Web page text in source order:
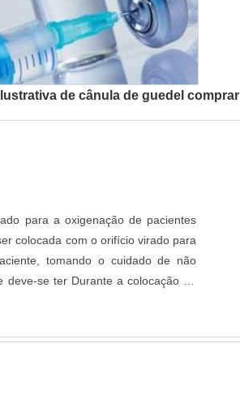
de cânula de guedel comprar
para a oxigenação de pacientes
colocada com o orifício virado para
tomando o cuidado de não
se ter Durante a colocação da
a língua do paciente para trás,
mesmo.Ao coloca-la d....